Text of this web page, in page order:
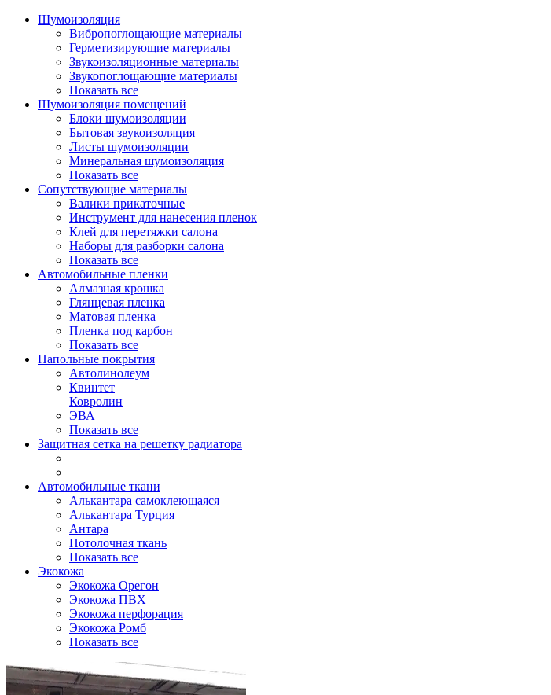
Шумоизоляция
Вибропоглощающие материалы
Герметизирующие материалы
Звукоизоляционные материалы
Звукопоглощающие материалы
Показать все
Шумоизоляция помещений
Блоки шумоизоляции
Бытовая звукоизоляция
Листы шумоизоляции
Минеральная шумоизоляция
Показать все
Сопутствующие материалы
Валики прикаточные
Инструмент для нанесения пленок
Клей для перетяжки салона
Наборы для разборки салона
Показать все
Автомобильные пленки
Алмазная крошка
Глянцевая пленка
Матовая пленка
Пленка под карбон
Показать все
Напольные покрытия
Автолинолеум
Квинтет
Ковролин
ЭВА
Показать все
Защитная сетка на решетку радиатора
Автомобильные ткани
Алькантара самоклеющаяся
Алькантара Турция
Антара
Потолочная ткань
Показать все
Экокожа
Экокожа Орегон
Экокожа ПВХ
Экокожа перфорация
Экокожа Ромб
Показать все